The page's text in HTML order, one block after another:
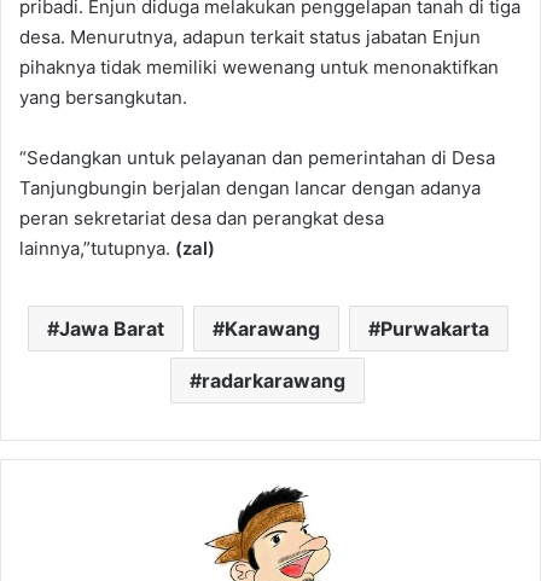
pribadi. Enjun diduga melakukan penggelapan tanah di tiga
desa. Menurutnya, adapun terkait status jabatan Enjun
pihaknya tidak memiliki wewenang untuk menonaktifkan
yang bersangkutan.
“Sedangkan untuk pelayanan dan pemerintahan di Desa
Tanjungbungin berjalan dengan lancar dengan adanya
peran sekretariat desa dan perangkat desa
lainnya,”tutupnya. (zal)
Jawa Barat Karawang Purwakarta
radarkarawang